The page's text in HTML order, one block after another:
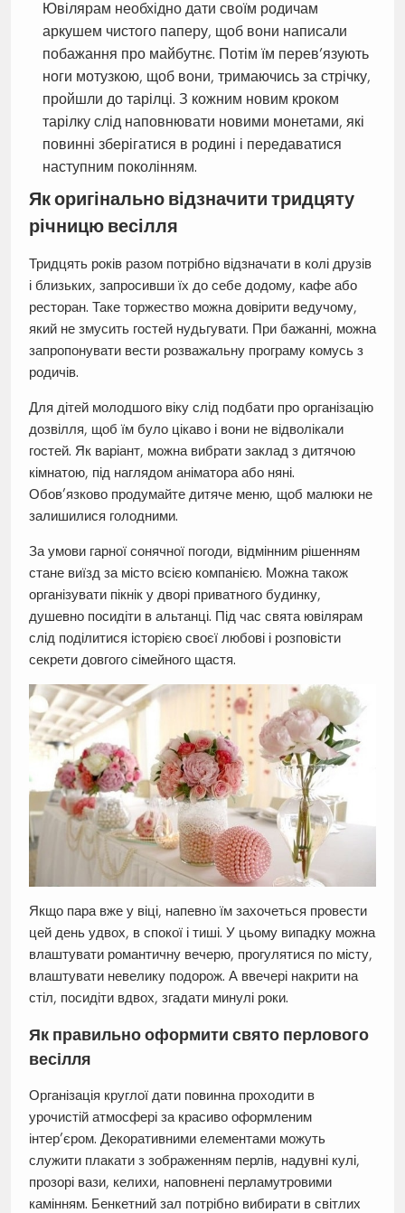
Ювілярам необхідно дати своїм родичам
аркушем чистого паперу, щоб вони написали
побажання про майбутнє. Потім їм перев’язують
ноги мотузкою, щоб вони, тримаючись за стрічку,
пройшли до тарілці. З кожним новим кроком
тарілку слід наповнювати новими монетами, які
повинні зберігатися в родині і передаватися
наступним поколінням.
Як оригінально відзначити тридцяту
річницю весілля
Тридцять років разом потрібно відзначати в колі друзів
і близьких, запросивши їх до себе додому, кафе або
ресторан. Таке торжество можна довірити ведучому,
який не змусить гостей нудьгувати. При бажанні, можна
запропонувати вести розважальну програму комусь з
родичів.
Для дітей молодшого віку слід подбати про організацію
дозвілля, щоб їм було цікаво і вони не відволікали
гостей. Як варіант, можна вибрати заклад з дитячою
кімнатою, під наглядом аніматора або няні.
Обов’язково продумайте дитяче меню, щоб малюки не
залишилися голодними.
За умови гарної сонячної погоди, відмінним рішенням
стане виїзд за місто всією компанією. Можна також
організувати пікнік у дворі приватного будинку,
душевно посидіти в альтанці. Під час свята ювілярам
слід поділитися історією своєї любові і розповісти
секрети довгого сімейного щастя.
Якщо пара вже у віці, напевно їм захочеться провести
цей день удвох, в спокої і тиші. У цьому випадку можна
влаштувати романтичну вечерю, прогулятися по місту,
влаштувати невелику подорож. А ввечері накрити на
стіл, посидіти вдвох, згадати минулі роки.
Як правильно оформити свято перлового
весілля
Організація круглої дати повинна проходити в
урочистій атмосфері за красиво оформленим
інтер’єром. Декоративними елементами можуть
служити плакати з зображенням перлів, надувні кулі,
прозорі вази, келихи, наповнені перламутровими
камінням. Бенкетний зал потрібно вибирати в світлих